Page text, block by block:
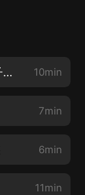
林州民間故事 001 乞雨,002父子對詩,003請客 10min
7min
6min
11min